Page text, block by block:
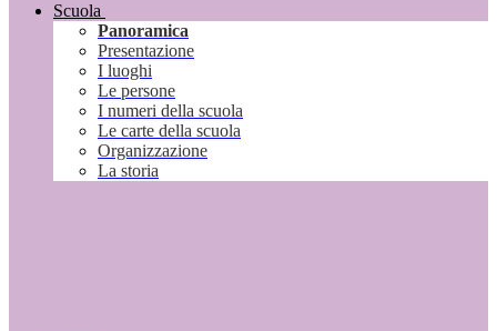
Scuola
Panoramica
Presentazione
I luoghi
Le persone
I numeri della scuola
Le carte della scuola
Organizzazione
La storia